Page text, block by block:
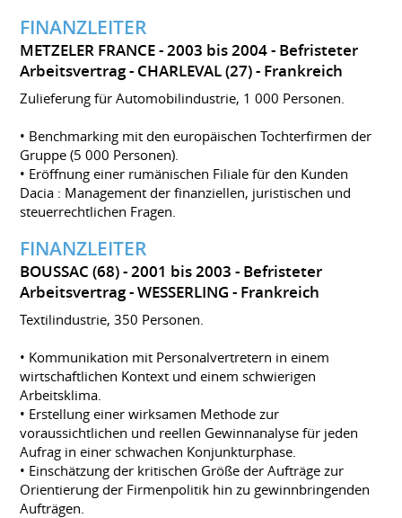
FINANZLEITER
METZELER FRANCE 2003 bis 2004 Befristeter
Arbeitsvertrag
CHARLEVAL (27) Frankreich
Zulieferung für Automobilindustrie, 1 000 Personen.
• Benchmarking mit den europäischen Tochterfirmen der
Gruppe (5 000 Personen).
• Eröffnung einer rumänischen Filiale für den Kunden
Dacia : Management der finanziellen, juristischen und
steuerrechtlichen Fragen.
FINANZLEITER
BOUSSAC (68) 2001 bis 2003 Befristeter
Arbeitsvertrag WESSERLING Frankreich
Textilindustrie, 350 Personen.
• Kommunikation mit Personalvertretern in einem
wirtschaftlichen Kontext und einem schwierigen
Arbeitsklima.
• Erstellung einer wirksamen Methode zur
voraussichtlichen und reellen Gewinnanalyse für jeden
Aufrag in einer schwachen Konjunkturphase.
• Einschätzung der kritischen Größe der Aufträge zur
Orientierung der Firmenpolitik hin zu gewinnbringenden
Aufträgen.